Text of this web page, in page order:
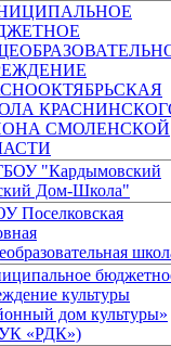
СМОЛЕНСКОЙ
"Кардымовский
Дом-Школа"
Поселковская
культуры
дом культуры»
«РДК»)